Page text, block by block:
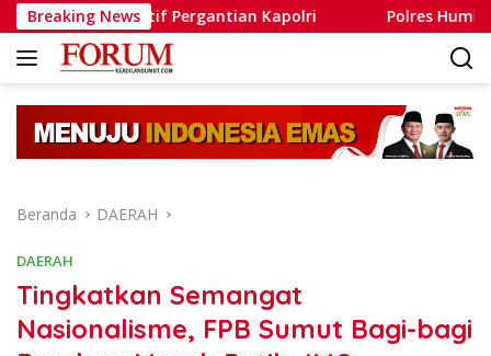
Langsung
ke
konten
Breaking News
Pergantian Kapolri Polres Humbahas
Beranda DAERAH
DAERAH
Tingkatkan Semangat
Nasionalisme, FPB Sumut Bagi-bagi